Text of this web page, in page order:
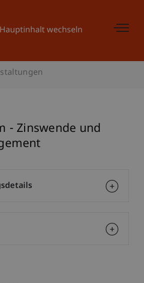
wechseln
- Zinswende und